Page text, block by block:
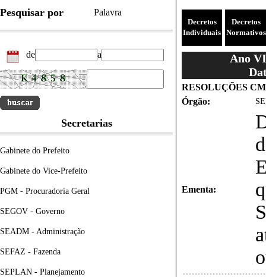
Pesquisar por Palavra
de a
Secretarias
Gabinete do Prefeito
Gabinete do Vice-Prefeito
PGM - Procuradoria Geral
SEGOV - Governo
SEADM - Administração
SEFAZ - Fazenda
SEPLAN - Planejamento
Decretos
Individuais
Decretos
Normativos
Ano
RESOLUÇÕES
Órgão:
Ementa: